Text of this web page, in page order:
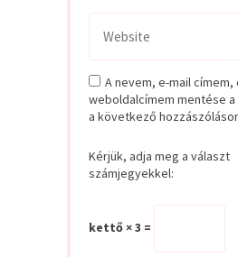
A nevem, e-mail címem,
weboldalcímem mentése
a következő
Kérjük, adja meg a választ
számjegyekkel:
kettő × 3 =